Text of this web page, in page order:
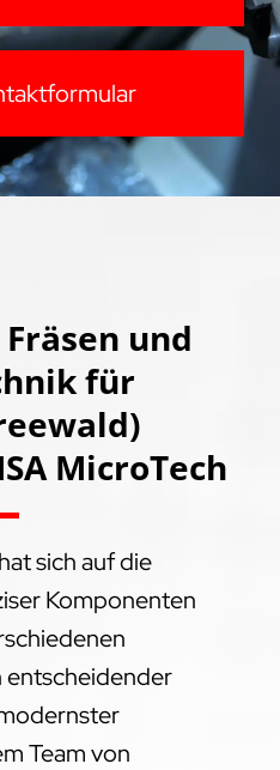
und
für
MicroTech
sich auf die
Komponenten
entscheidender
Team von